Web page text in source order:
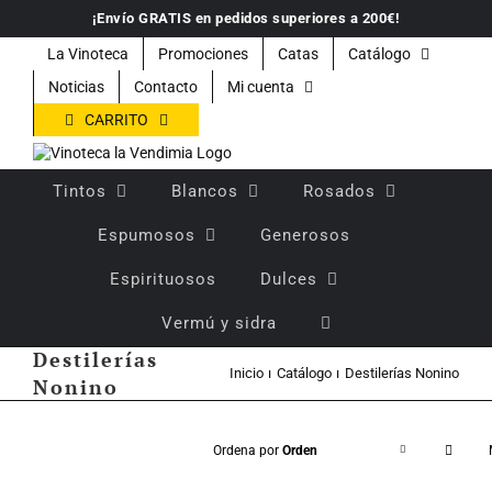
contenido
¡Envío GRATIS en pedidos superiores a 200€!
La Vinoteca Promociones Catas
Catálogo
Noticias
Contacto
Mi cuenta
CARRITO
Tintos Blancos Rosados
Espumosos Generosos
Espirituosos Dulces
Vermú y sidra
Destilerías
Nonino
Inicio Catálogo Destilerías Nonino
Ordena por Orden